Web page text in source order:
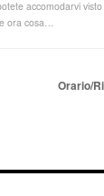
accomodarvi
ora cosa…
Orario/